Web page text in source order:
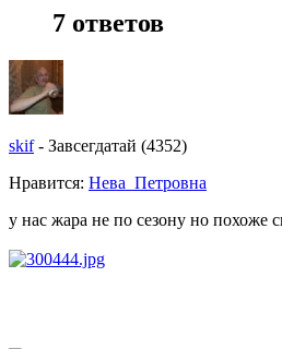
7 ответов
skif - Завсегдатай (4352)
Нравитcя: Нева_Петровна
у нас жара не по сезону но